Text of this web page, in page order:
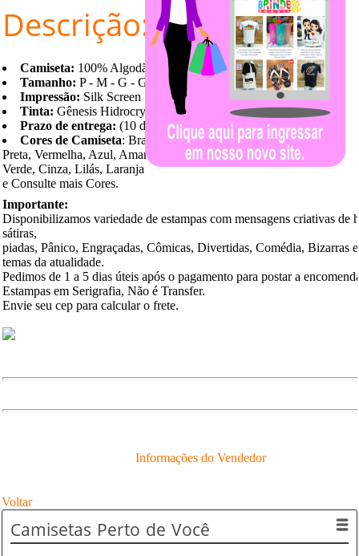
Descrição:
Camiseta: 100% Algodão
Tamanho: P - M - G - GG
Impressão: Silk Screen
Tinta: Gênesis Hidrocryl
Prazo de entrega: (10 dias)
Cores de Camiseta: Branca,
Preta, Vermelha, Azul, Amarela,
Verde, Cinza, Lilás, Laranja
e Consulte mais Cores.
Importante:
Disponibilizamos variedade de estampas com mensagens criativas de
sátiras,
piadas, Pânico, Engraçadas, Cômicas, Divertidas, Comédia, Bizarras
temas da atualidade.
Pedimos de 1 a 5 dias úteis após o pagamento para postar a
Estampas em Serigrafia, Não é Transfer.
Envie seu cep para calcular o frete.
Informações do Vendedor
Voltar
Camisetas Perto de Você